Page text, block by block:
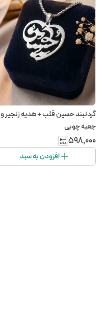
گردنبند حسین قلب + هدیه زنجیر و
جعبه چوبی
۵۹۸٬۰۰۰
افزودن به سبد